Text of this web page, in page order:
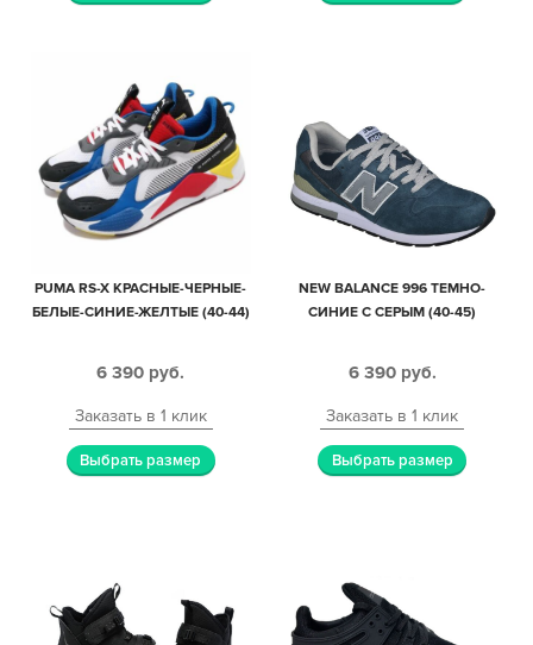
PUMA RS-X КРАСНЫЕ-ЧЕРНЫЕ-
БЕЛЫЕ-СИНИЕ-ЖЕЛТЫЕ (40-44)
6 390 руб.
Заказать в 1 клик
Выбрать размер
NEW BALANCE 996 ТЕМНО-
СИНИЕ С СЕРЫМ (40-45)
6 390 руб.
Заказать в 1 клик
Выбрать размер